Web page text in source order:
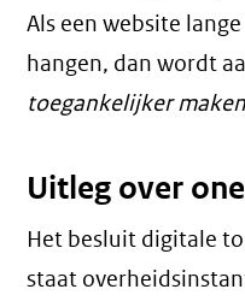
Als een website
hangen, dan wordt
toegankelijker maken
Uitleg over
Het besluit digitale
staat